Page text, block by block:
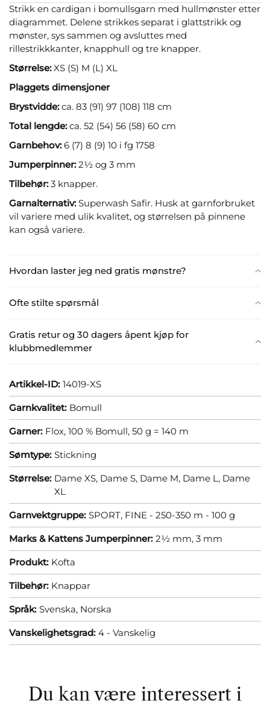
Hvordan laster jeg ned gratis mønstre?
Ofte stilte spørsmål
Gratis retur og 30 dagers åpent kjøp for
klubbmedlemmer
Strikk en cardigan i bomullsgarn med hullmønster etter
diagrammet. Delene strikkes separat i glattstrikk og
mønster, sys sammen og avsluttes med
rillestrikkkanter, knapphull og tre knapper.
Størrelse:XS (S) M (L) XL
Plaggets dimensjoner
Brystvidde:ca. 83 (91) 97 (108) 118 cm
Total lengde:ca. 52 (54) 56 (58) 60 cm
Garnbehov:6 (7) 8 (9) 10 i fg 1758
Jumperpinner:2½ og 3 mm
Tilbehør:3 knapper.
Garnalternativ:Superwash Safir. Husk at garnforbruket
vil variere med ulik kvalitet, og størrelsen på pinnene
kan også variere.
Artikkel-ID: 14019-XS
Garnkvalitet: Bomull
Garner: Flox, 100 % Bomull, 50 g = 140 m
Sømtype: Stickning
Størrelse: Dame XS, Dame S, Dame M, Dame L, Dame
XL
Garnvektgruppe: SPORT, FINE - 250-350 m - 100 g
Marks & Kattens Jumperpinner: 2½ mm, 3 mm
Produkt: Kofta
Tilbehør: Knappar
Språk: Svenska, Norska
Vanskelighetsgrad: 4 - Vanskelig
Du kan være interessert i